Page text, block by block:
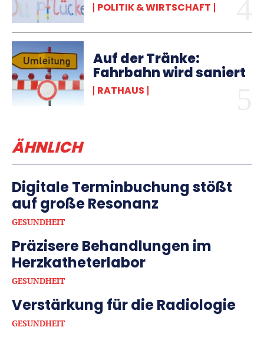
POLITIK & WIRTSCHAFT
Auf der Tränke:
Fahrbahn wird saniert
RATHAUS
ÄHNLICH
Digitale Terminbuchung stößt
auf große Resonanz
GESUNDHEIT
Präzisere Behandlungen im
Herzkatheterlabor
GESUNDHEIT
Verstärkung für die Radiologie
GESUNDHEIT